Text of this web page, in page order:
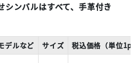
ンバルはすべて、手革付き
デルなど サイズ
税込価格（単位